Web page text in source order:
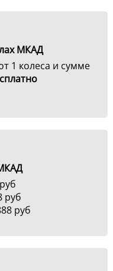
МКАД
1 колеса и сумме
руб
руб